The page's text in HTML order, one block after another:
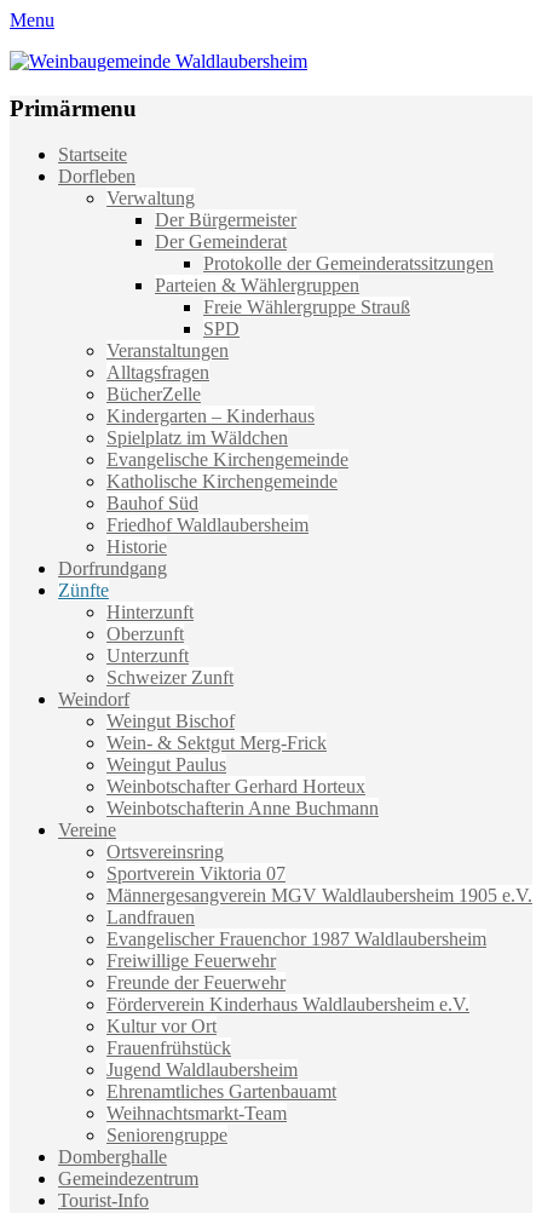
Menu
Weinbaugemeinde Waldlaubersheim
Primärmenu
Weiter
zum
Startseite
Dorfleben
Verwaltung
Der Bürgermeister
Der Gemeinderat
Protokolle der Gemeinderatssitzungen
Parteien & Wählergruppen
Freie Wählergruppe Strauß
SPD
Veranstaltungen
Alltagsfragen
BücherZelle
Kindergarten – Kinderhaus
Spielplatz im Wäldchen
Evangelische Kirchengemeinde
Katholische Kirchengemeinde
Bauhof Süd
Friedhof Waldlaubersheim
Historie
Dorfrundgang
Zünfte
Hinterzunft
Oberzunft
Unterzunft
Schweizer Zunft
Weindorf
Weingut Bischof
Wein- & Sektgut Merg-Frick
Weingut Paulus
Weinbotschafter Gerhard Horteux
Weinbotschafterin Anne Buchmann
Vereine
Ortsvereinsring
Sportverein Viktoria 07
Männergesangverein MGV Waldlaubersheim 1905 e.V.
Landfrauen
Evangelischer Frauenchor 1987 Waldlaubersheim
Freiwillige Feuerwehr
Freunde der Feuerwehr
Förderverein Kinderhaus Waldlaubersheim e.V.
Kultur vor Ort
Frauenfrühstück
Jugend Waldlaubersheim
Ehrenamtliches Gartenbauamt
Weihnachtsmarkt-Team
Seniorengruppe
Domberghalle
Gemeindezentrum
Tourist-Info